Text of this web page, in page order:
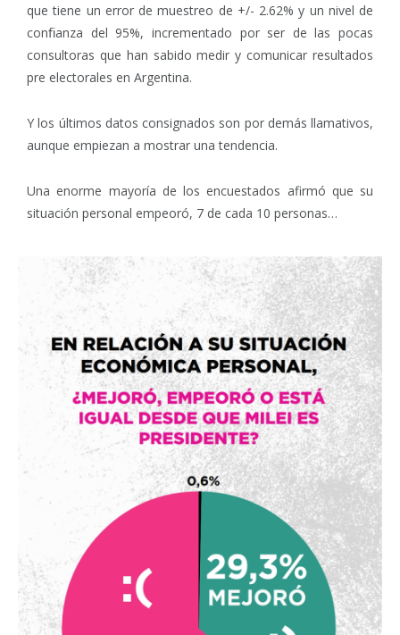
que tiene un error de muestreo de +/- 2.62% y un nivel de
conﬁanza del 95%, incrementado por ser de las pocas
consultoras que han sabido medir y comunicar resultados
pre electorales en Argentina.
Y los últimos datos consignados son por demás llamativos,
aunque empiezan a mostrar una tendencia.
Una enorme mayoría de los encuestados afirmó que su
situación personal empeoró, 7 de cada 10 personas…